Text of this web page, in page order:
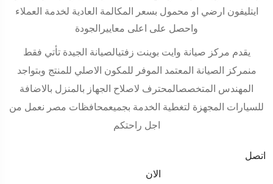
ايتليفون ارضي او محمول بسعر المكالمة العادية لخدمة العملاء
واحصل على اعلى معاييرالجودة
يقدم مركز صيانة وايت بوينت زفتيالصيانة الجيدة تأتي فقط
منمركز الصيانة المعتمد الموفر للمكون الاصلي للمنتج وبتواجد
المهندس المتخصصالمحترف لاصلاح الجهاز بالمنزل بالاضافة
للسيارات المجهزة لتغطية الخدمة بجميعمحافظات مصر نعمل من
اجل راحتكم
اتصل
الان